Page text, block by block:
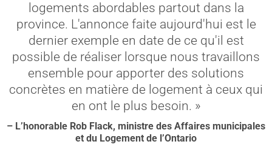
logements abordables partout dans la
province. L'annonce faite aujourd'hui est le
dernier exemple en date de ce qu'il est
possible de réaliser lorsque nous travaillons
ensemble pour apporter des solutions
concrètes en matière de logement à ceux qui
en ont le plus besoin. »
– L’honorable Rob Flack, ministre des Affaires municipales
et du Logement de l’Ontario